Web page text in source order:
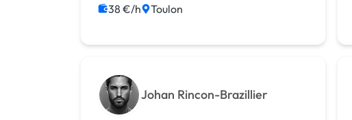
Windows
CSS, HTML, XML
38 €/h Toulon
Johan Rincon-Brazillier